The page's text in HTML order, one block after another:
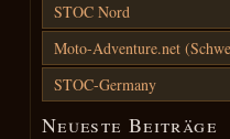
STOC Nord
Moto-Adventure.net
STOC-Germany
Neueste Beiträge